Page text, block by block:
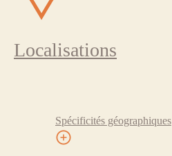
Localisations
Spécificités géographiques